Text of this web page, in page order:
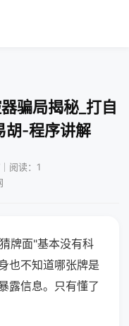
骗局揭秘_打自
胡-程序讲解
阅读：1
牌面"基本没有科
也不知道哪张牌是
露信息。只有懂了